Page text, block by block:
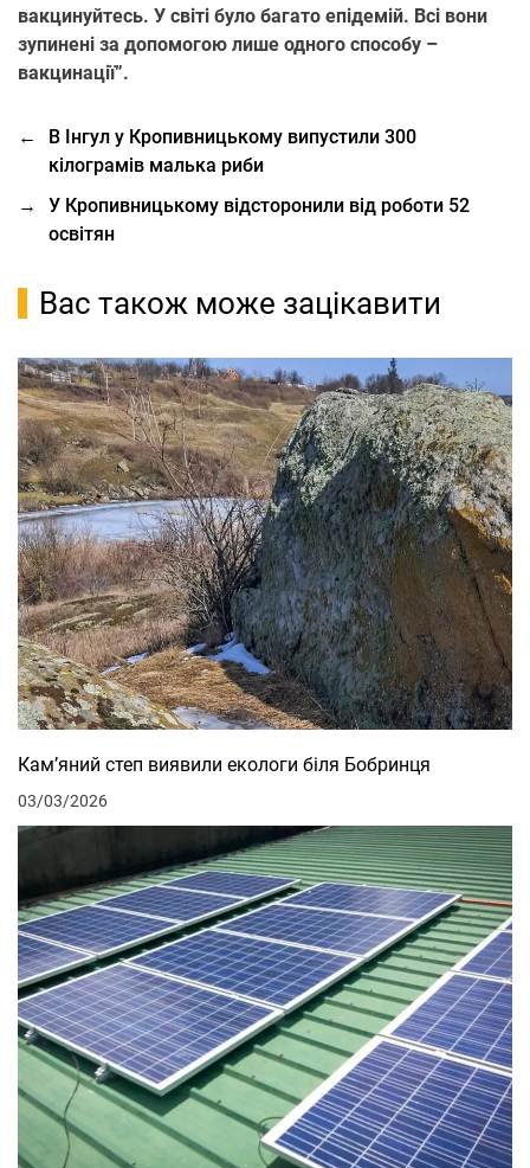
вакцинуйтесь. У світі було багато епідемій. Всі вони
зупинені за допомогою лише одного способу –
вакцинації”.
←
В Інгул у Кропивницькому випустили 300
кілограмів малька риби
→
У Кропивницькому відсторонили від роботи 52
освітян
Вас також може зацікавити
Кам’яний степ виявили екологи біля Бобринця
03/03/2026